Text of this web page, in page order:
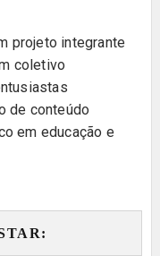
projeto integrante
coletivo
de conteúdo
em educação e